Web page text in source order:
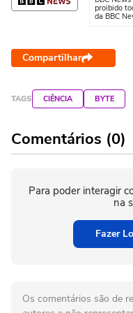
proibido
da BBC
Compartilhar
TAGS CIÊNCIA BYTE
Comentários (0)
Para poder interagir
na
Fazer
Os comentários são de